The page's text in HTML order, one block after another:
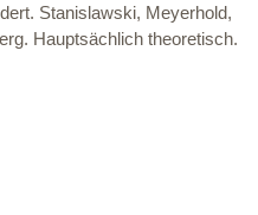
Stanislawski, Meyerhold,
Hauptsächlich theoretisch.